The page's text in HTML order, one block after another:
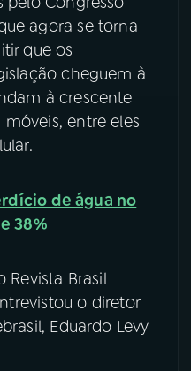
Facebook
X
agora se torna
que os
cheguem à
à crescente
entre eles
de água no
38%
Revista Brasil
o diretor
Eduardo Levy